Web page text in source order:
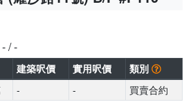
- / -
建築呎價 實用呎價
類別
- - 買賣合約